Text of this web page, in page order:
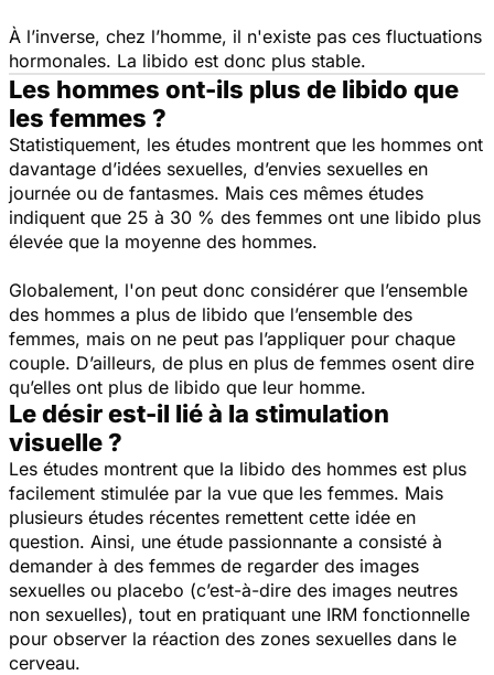
À l’inverse, chez l’homme, il n'existe pas ces fluctuations
hormonales. La libido est donc plus stable.
Les hommes ont-ils plus de libido que
les femmes ?
Statistiquement, les études montrent que les hommes ont
davantage d’idées sexuelles, d’envies sexuelles en
journée ou de fantasmes. Mais ces mêmes études
indiquent que 25 à 30 % des femmes ont une libido plus
élevée que la moyenne des hommes.
Globalement, l'on peut donc considérer que l’ensemble
des hommes a plus de libido que l’ensemble des
femmes, mais on ne peut pas l’appliquer pour chaque
couple. D’ailleurs, de plus en plus de femmes osent dire
qu’elles ont plus de libido que leur homme.
Le désir est-il lié à la stimulation
visuelle ?
Les études montrent que la libido des hommes est plus
facilement stimulée par la vue que les femmes. Mais
plusieurs études récentes remettent cette idée en
question. Ainsi, une étude passionnante a consisté à
demander à des femmes de regarder des images
sexuelles ou placebo (c’est-à-dire des images neutres
non sexuelles), tout en pratiquant une IRM fonctionnelle
pour observer la réaction des zones sexuelles dans le
cerveau.